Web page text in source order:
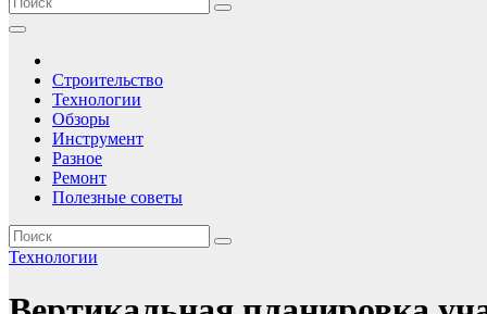
Строительство
Технологии
Обзоры
Инструмент
Разное
Ремонт
Полезные советы
Технологии